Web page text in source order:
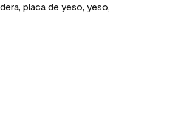
placa de yeso, yeso,